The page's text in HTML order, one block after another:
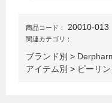
商品コード： 20010-013
関連カテゴリ：
ブランド別 >
アイテム別 > ピーリ